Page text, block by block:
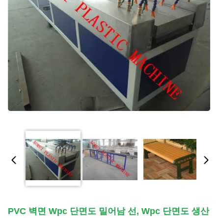
PVC 벽면 Wpc 단면도 밀어남 선, Wpc 단면도 생산